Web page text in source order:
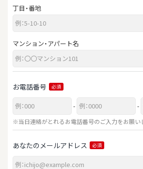
丁目・番地
マンション・アパート名
お電話番号 必須
-
-
※当日連絡がとれるお電話番号のご入力をお願い
あなたのメールアドレス 必須